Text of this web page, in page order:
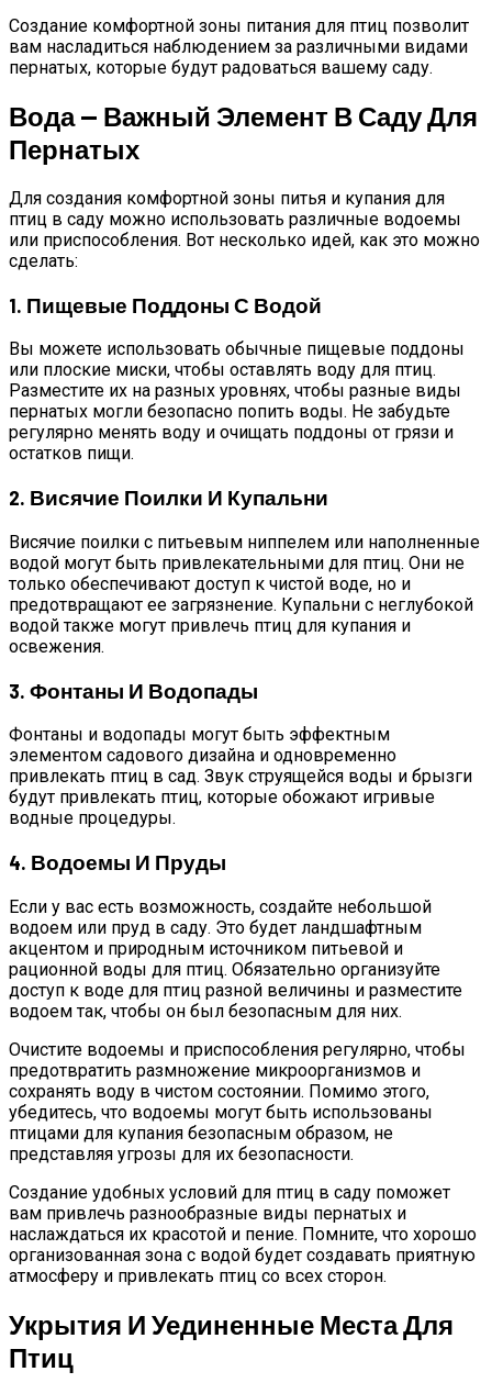
Создание комфортной зоны питания для птиц позволит
вам насладиться наблюдением за различными видами
пернатых, которые будут радоваться вашему саду.
Вода — Важный Элемент В Саду Для
Пернатых
Для создания комфортной зоны питья и купания для
птиц в саду можно использовать различные водоемы
или приспособления. Вот несколько идей, как это можно
сделать:
1. Пищевые Поддоны С Водой
Вы можете использовать обычные пищевые поддоны
или плоские миски, чтобы оставлять воду для птиц.
Разместите их на разных уровнях, чтобы разные виды
пернатых могли безопасно попить воды. Не забудьте
регулярно менять воду и очищать поддоны от грязи и
остатков пищи.
2. Висячие Поилки И Купальни
Висячие поилки с питьевым ниппелем или наполненные
водой могут быть привлекательными для птиц. Они не
только обеспечивают доступ к чистой воде, но и
предотвращают ее загрязнение. Купальни с неглубокой
водой также могут привлечь птиц для купания и
освежения.
3. Фонтаны И Водопады
Фонтаны и водопады могут быть эффектным
элементом садового дизайна и одновременно
привлекать птиц в сад. Звук струящейся воды и брызги
будут привлекать птиц, которые обожают игривые
водные процедуры.
4. Водоемы И Пруды
Если у вас есть возможность, создайте небольшой
водоем или пруд в саду. Это будет ландшафтным
акцентом и природным источником питьевой и
рационной воды для птиц. Обязательно организуйте
доступ к воде для птиц разной величины и разместите
водоем так, чтобы он был безопасным для них.
Очистите водоемы и приспособления регулярно, чтобы
предотвратить размножение микроорганизмов и
сохранять воду в чистом состоянии. Помимо этого,
убедитесь, что водоемы могут быть использованы
птицами для купания безопасным образом, не
представляя угрозы для их безопасности.
Создание удобных условий для птиц в саду поможет
вам привлечь разнообразные виды пернатых и
наслаждаться их красотой и пение. Помните, что хорошо
организованная зона с водой будет создавать приятную
атмосферу и привлекать птиц со всех сторон.
Укрытия И Уединенные Места Для
Птиц